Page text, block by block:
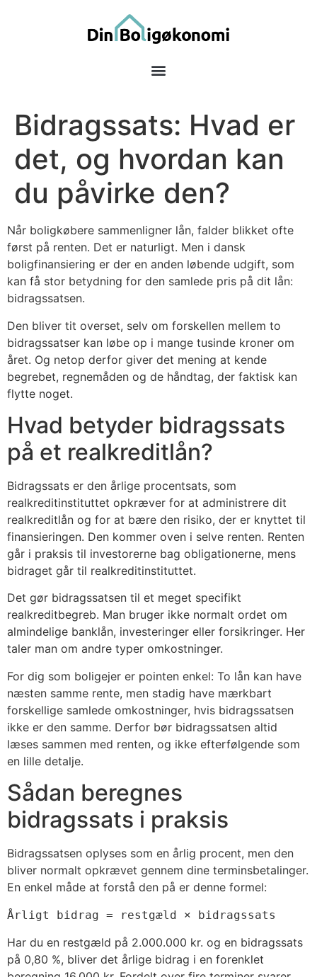
Bidragssats: Hvad er
det, og hvordan kan
du påvirke den?
Når boligkøbere sammenligner lån, falder blikket ofte
først på renten. Det er naturligt. Men i dansk
boligfinansiering er der en anden løbende udgift, som
kan få stor betydning for den samlede pris på dit lån:
bidragssatsen.
Den bliver tit overset, selv om forskellen mellem to
bidragssatser kan løbe op i mange tusinde kroner om
året. Og netop derfor giver det mening at kende
begrebet, regnemåden og de håndtag, der faktisk kan
flytte noget.
Hvad betyder bidragssats
på et realkreditlån?
Bidragssats er den årlige procentsats, som
realkreditinstituttet opkræver for at administrere dit
realkreditlån og for at bære den risiko, der er knyttet til
finansieringen. Den kommer oven i selve renten. Renten
går i praksis til investorerne bag obligationerne, mens
bidraget går til realkreditinstituttet.
Det gør bidragssatsen til et meget specifikt
realkreditbegreb. Man bruger ikke normalt ordet om
almindelige banklån, investeringer eller forsikringer. Her
taler man om andre typer omkostninger.
For dig som boligejer er pointen enkel: To lån kan have
næsten samme rente, men stadig have mærkbart
forskellige samlede omkostninger, hvis bidragssatsen
ikke er den samme. Derfor bør bidragssatsen altid
læses sammen med renten, og ikke efterfølgende som
en lille detalje.
Sådan beregnes
bidragssats i praksis
Bidragssatsen oplyses som en årlig procent, men den
bliver normalt opkrævet gennem dine terminsbetalinger.
En enkel måde at forstå den på er denne formel:
Årligt bidrag = restgæld × bidragssats
Har du en restgæld på 2.000.000 kr. og en bidragssats
på 0,80 %, bliver det årlige bidrag i en forenklet